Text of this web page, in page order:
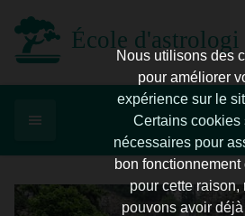
École
Nous utilisons des
pour améliorer
expérience sur le
Certains cookies
nécessaires pour
bon fonctionnement
pour cette raison,
pouvons avoir